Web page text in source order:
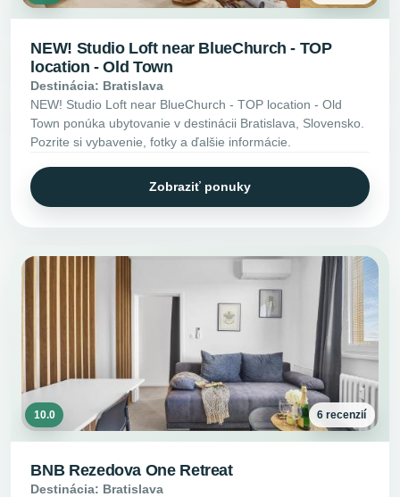
NEW! Studio Loft near BlueChurch - TOP
location - Old Town
Destinácia: Bratislava
NEW! Studio Loft near BlueChurch - TOP location - Old
Town ponúka ubytovanie v destinácii Bratislava, Slovensko.
Pozrite si vybavenie, fotky a ďalšie informácie.
Zobraziť ponuky
10.0 6 recenzií
BNB Rezedova One Retreat
Destinácia: Bratislava